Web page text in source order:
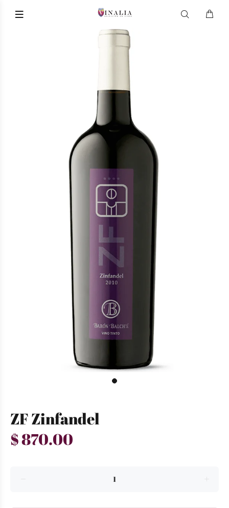
ZF Zinfandel
$ 870.00